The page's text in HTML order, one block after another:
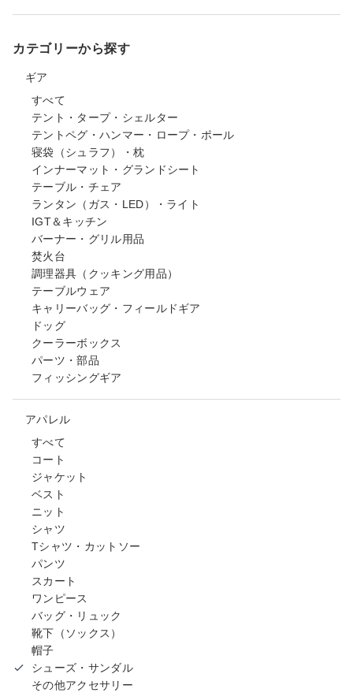
カテゴリーから探す
ギア
すべて
テント・タープ・シェルター
テントペグ・ハンマー・ロープ・ポール
寝袋（シュラフ）・枕
インナーマット・グランドシート
テーブル・チェア
ランタン（ガス・LED）・ライト
IGT＆キッチン
バーナー・グリル用品
焚火台
調理器具（クッキング用品）
テーブルウェア
キャリーバッグ・フィールドギア
ドッグ
クーラーボックス
パーツ・部品
フィッシングギア
アパレル
すべて
コート
ジャケット
ベスト
ニット
シャツ
Tシャツ・カットソー
パンツ
スカート
ワンピース
バッグ・リュック
靴下（ソックス）
帽子
シューズ・サンダル
その他アクセサリー